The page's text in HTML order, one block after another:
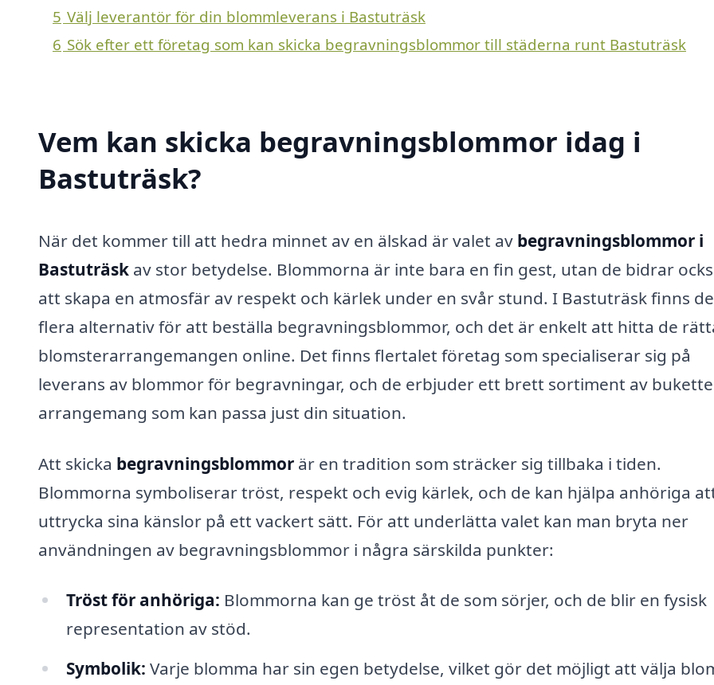
5 Välj leverantör för din blommleverans i Bastuträsk
6 Sök efter ett företag som kan skicka begravningsblommor till städerna runt Bastuträsk
Vem kan skicka begravningsblommor idag i
Bastuträsk?
När det kommer till att hedra minnet av en älskad är valet av begravningsblommor i
Bastuträsk av stor betydelse. Blommorna är inte bara en fin gest, utan de bidrar
att skapa en atmosfär av respekt och kärlek under en svår stund. I Bastuträsk finns
flera alternativ för att beställa begravningsblommor, och det är enkelt att hitta de
blomsterarrangemangen online. Det finns flertalet företag som specialiserar sig på
leverans av blommor för begravningar, och de erbjuder ett brett sortiment av
arrangemang som kan passa just din situation.
Att skicka begravningsblommor är en tradition som sträcker sig tillbaka i tiden.
Blommorna symboliserar tröst, respekt och evig kärlek, och de kan hjälpa anhöriga
uttrycka sina känslor på ett vackert sätt. För att underlätta valet kan man bryta ner
användningen av begravningsblommor i några särskilda punkter:
Tröst för anhöriga: Blommorna kan ge tröst åt de som sörjer, och de blir en fysisk
representation av stöd.
Symbolik: Varje blomma har sin egen betydelse, vilket gör det möjligt att välja